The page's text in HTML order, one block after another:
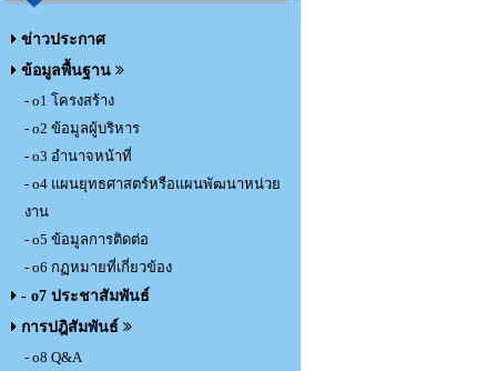
ข่าวประกาศ
ข้อมูลพื้นฐาน
- o1 โครงสร้าง
- o2 ข้อมูลผู้บริหาร
- o3 อำนาจหน้าที่
- o4 แผนยุทธศาสตร์หรือแผนพัฒนาหน่วย
งาน
- o5 ข้อมูลการติดต่อ
- o6 กฏหมายที่เกี่ยวข้อง
- o7 ประชาสัมพันธ์
การปฎิสัมพันธ์
- o8 Q&A